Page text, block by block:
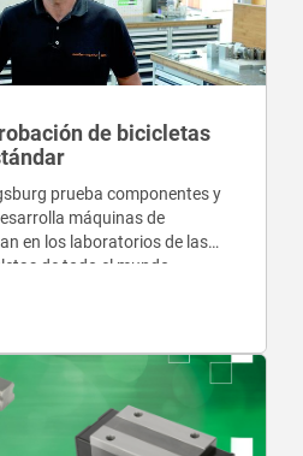
de bicicletas
prueba componentes y
máquinas de
en los laboratorios de las
de todo el mundo.